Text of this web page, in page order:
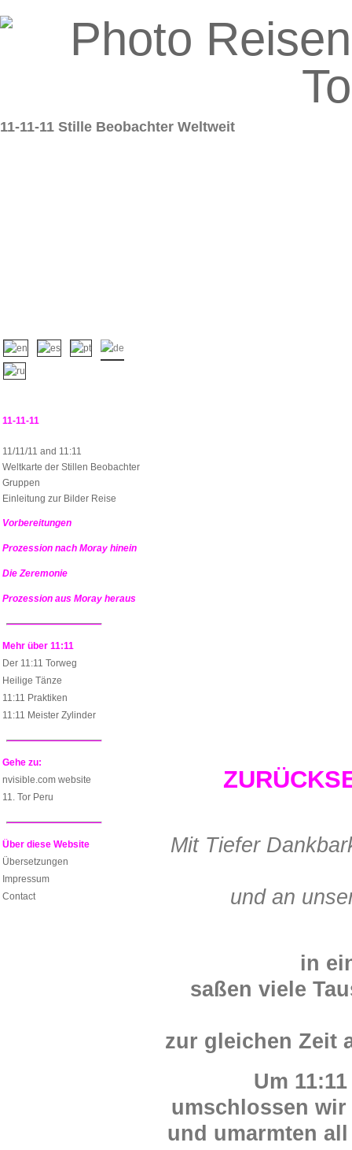
11-11-11 Stille Beobachter Weltweit
Mit Tiefer
und an
in
saßen viele
zur gleichen Zeit
Um
umschlossen wir
und umarmten
11-11-11
11/11/11 and 11:11
Weltkarte der Stillen Beobachter
Gruppen
Einleitung zur Bilder Reise
Vorbereitungen
Prozession nach Moray hinein
Die Zeremonie
Prozession aus Moray heraus
Mehr über 11:11
Der 11:11 Torweg
Heilige Tänze
11:11 Praktiken
11:11 Meister Zylinder
Gehe zu:
nvisible.com website
11. Tor Peru
Über diese Website
Übersetzungen
Impressum
Contact